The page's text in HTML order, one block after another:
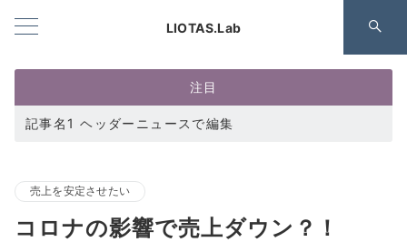
LIOTAS.Lab
注目
記事名1 ヘッダーニュースで編集
売上を安定させたい
コロナの影響で売上ダウン？！